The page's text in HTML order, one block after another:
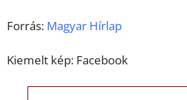
Forrás: Magyar Hírlap
Kiemelt kép: Facebook